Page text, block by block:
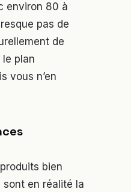
environ 80 à
pas de
de
plan
vous n’en
bien
sont en réalité la